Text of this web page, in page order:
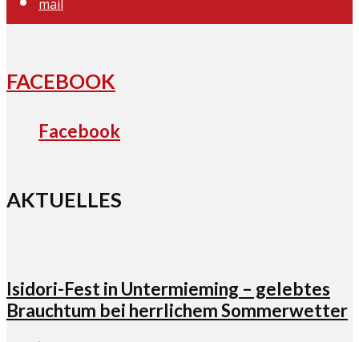
mail
FACEBOOK
Facebook
AKTUELLES
Isidori-Fest in Untermieming – gelebtes
Brauchtum bei herrlichem Sommerwetter